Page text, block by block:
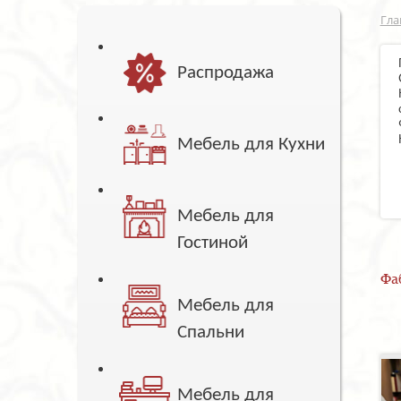
Распродажа
Мебель для Кухни
Мебель для
Гостиной
Мебель для
Спальни
Мебель для